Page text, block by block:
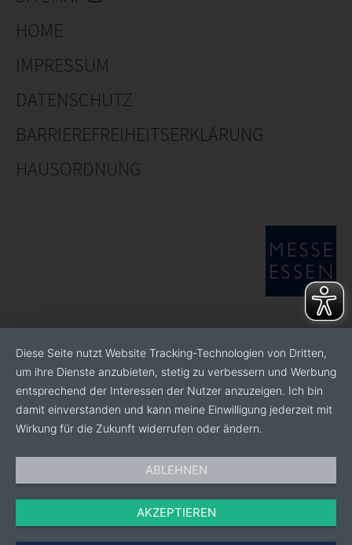
HOME
IMPRESSUM
DATENSCHUTZ
BARRIEREFREIHEITSERKLÄRUNG
HAUSORDNUNG
Diese Seite nutzt Website Tracking-Technologien von Dritten,
um ihre Dienste anzubieten, stetig zu verbessern und Werbung
entsprechend der Interessen der Nutzer anzuzeigen. Ich bin
damit einverstanden und kann meine Einwilligung jederzeit mit
Wirkung für die Zukunft widerrufen oder ändern.
ABLEHNEN
AKZEPTIEREN